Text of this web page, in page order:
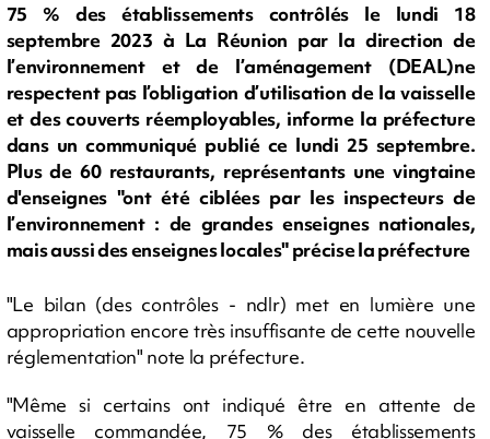
75 % des établissements contrôlés le lundi 18
septembre 2023 à La Réunion par la direction de
l’environnement et de l’aménagement (DEAL)ne
respectent pas l’obligation d’utilisation de la vaisselle
et des couverts réemployables, informe la préfecture
dans un communiqué publié ce lundi 25 septembre.
Plus de 60 restaurants, représentants une vingtaine
d'enseignes "ont été ciblées par les inspecteurs de
l’environnement : de grandes enseignes nationales,
mais aussi des enseignes locales" précise la préfecture
"Le bilan (des contrôles - ndlr) met en lumière une
appropriation encore très insuffisante de cette nouvelle
réglementation" note la préfecture.
"Même si certains ont indiqué être en attente de
vaisselle commandée, 75 % des établissements